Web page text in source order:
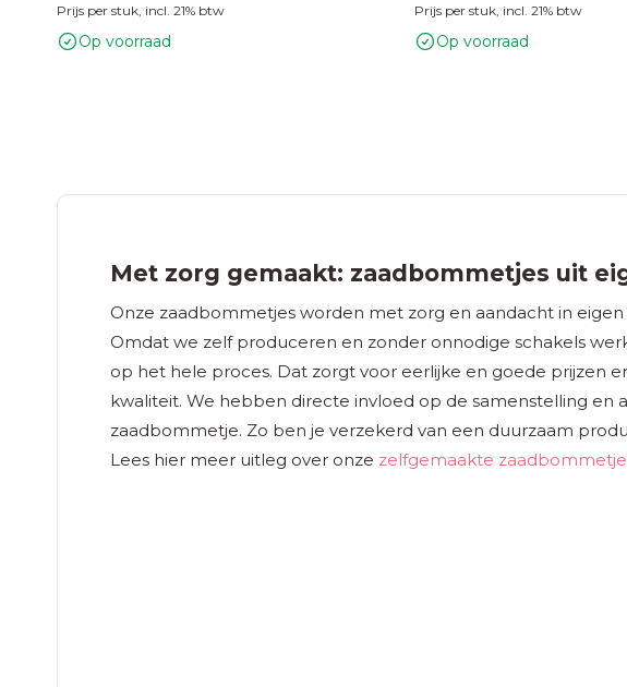
Prijs per stuk, incl. 21% btw
Op voorraad
Prijs per stuk, incl. 21% btw
Op voorraad
Met zorg gemaakt: zaadbommetjes uit
Onze zaadbommetjes worden met zorg en aandacht in
Omdat we zelf produceren en zonder onnodige schakels
op het hele proces. Dat zorgt voor eerlijke en goede prijzen
kwaliteit. We hebben directe invloed op de samenstelling en
zaadbommetje. Zo ben je verzekerd van een duurzaam
Lees hier meer uitleg over onze zelfgemaakte